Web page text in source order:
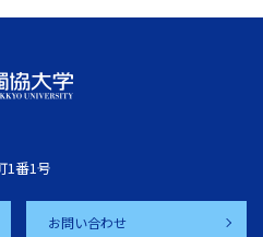
1番1号
お問い合わせ